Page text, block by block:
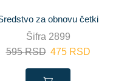
za obnovu četki
Šifra 2899
595RSD 475 RSD